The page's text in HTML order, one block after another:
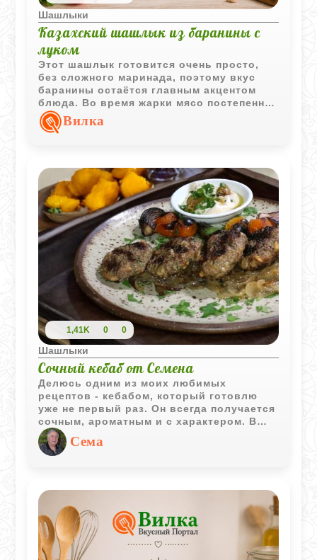
Шашлыки
Казахский шашлык из баранины с
луком
Этот шашлык готовится очень просто,
без сложного маринада, поэтому вкус
баранины остаётся главным акцентом
блюда. Во время жарки мясо постепенно
покрывается румяной корочкой и
сохраняет сочность благодаря
Вилка
1,41K 0 0
Шашлыки
Сочный кебаб от Семена
Делюсь одним из моих любимых
рецептов - кебабом, который готовлю
уже не первый раз. Он всегда получается
сочным, ароматным и с характером. В
нём всё, что я люблю: два вида мяса,
немного специй, зелень и кедровые
орешки для текстуры. Готовится просто,
Особенно классно жарить его на мангале,
но и на гриль-сковороде выходит
отлично. Если хотите порадовать себя
или удивить гостей - очень советую
попробовать!
Сема